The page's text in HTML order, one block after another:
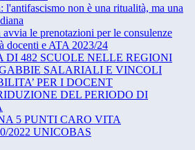
l'antifascismo non è una ritualità, ma una
le prenotazioni per le consulenze
docenti e ATA 2023/24
DI 482 SCUOLE NELLE REGIONI
SALARIALI E VINCOLI
PER I DOCENT
DEL PERIODO DI
5 PUNTI CARO VITA
2022 UNICOBAS